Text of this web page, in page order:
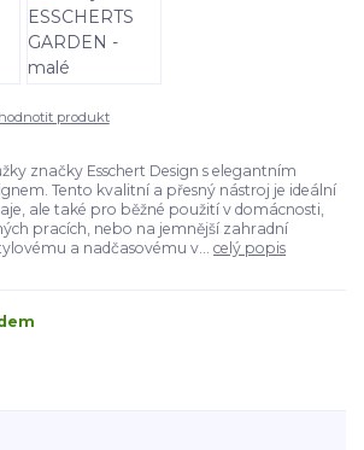
produkt
značky Esschert Design s elegantním
Tento kvalitní a přesný nástroj je ideální
ale také pro běžné použití v domácnosti,
pracích, nebo na jemnější zahradní
a nadčasovému v... celý popis